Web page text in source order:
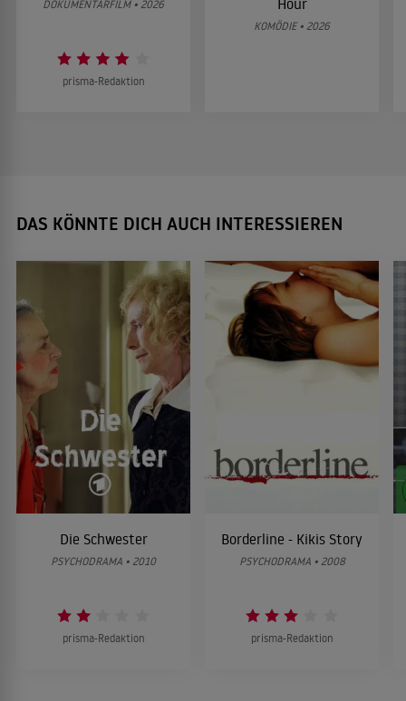
DOKUMENTARFILM • 2026
prisma-Redaktion
Hour
KOMÖDIE • 2026
DAS KÖNNTE DICH AUCH INTERESSIEREN
Die Schwester
PSYCHODRAMA • 2010
prisma-Redaktion
Borderline - Kikis Story
PSYCHODRAMA • 2008
prisma-Redaktion